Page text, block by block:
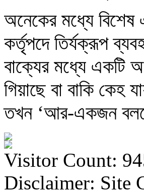
অনেকের মধ্যে
কর্তৃপদে তির্যক্‌রূপ
বাক্যের মধ্যে একটি
গিয়াছে বা বাকি
তখন ‘আর-একজন
Visitor Count:
Disclaimer: Site